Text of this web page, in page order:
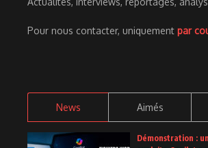
Pour nous contacter, uniquement par
News Aimés
Démonstration :